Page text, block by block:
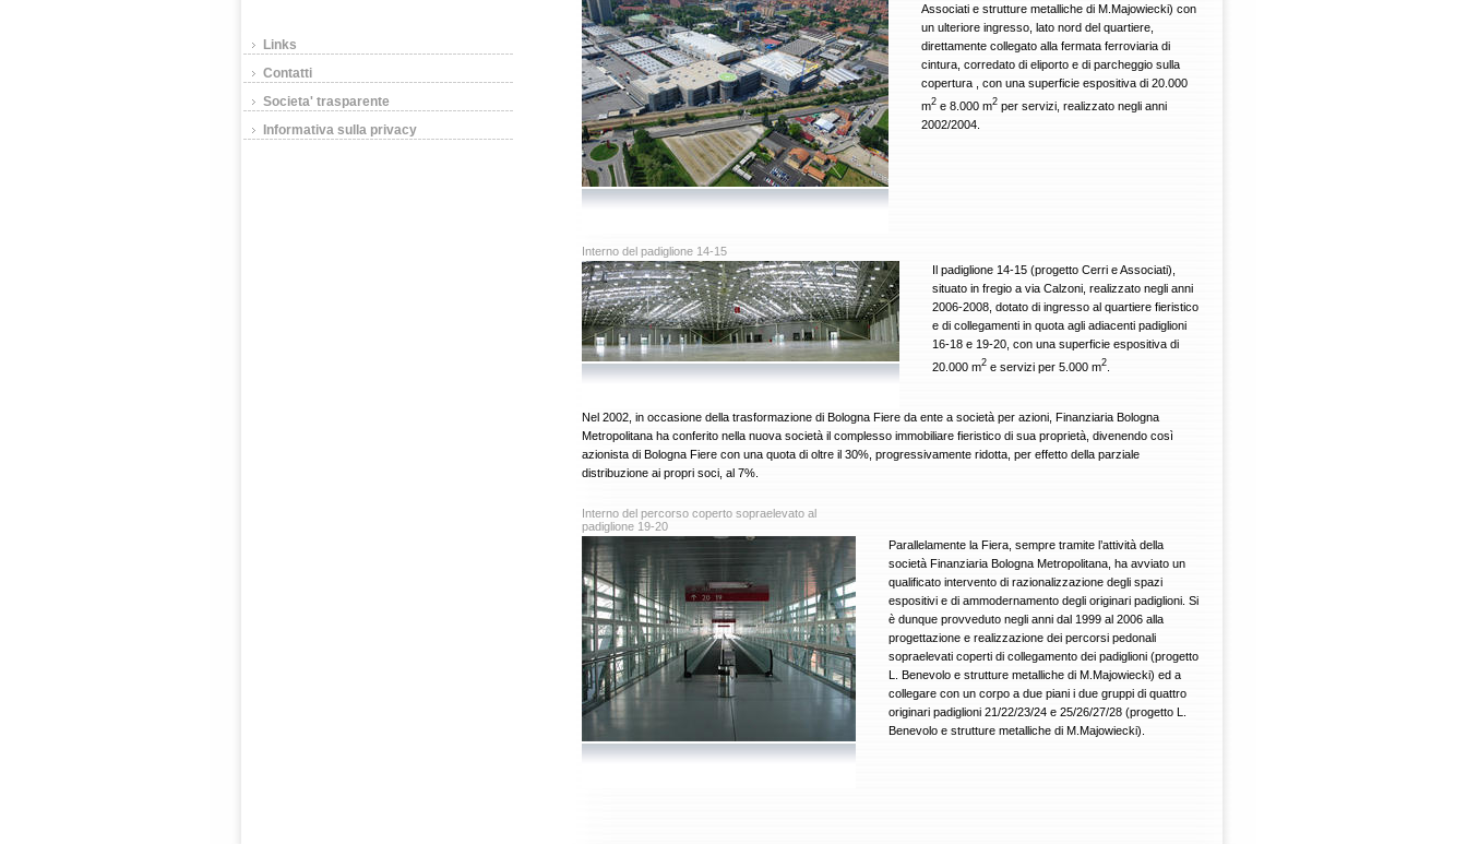
Links
Contatti
Societa' trasparente
Informativa sulla privacy
Associati e strutture metalliche di M.Majowiecki) con
un ulteriore ingresso, lato nord del quartiere,
direttamente collegato alla fermata ferroviaria di
cintura, corredato di eliporto e di parcheggio sulla
copertura , con una superficie espositiva di 20.000
m2 e 8.000 m2 per servizi, realizzato negli anni
2002/2004.
Interno del padiglione 14-15
Il padiglione 14-15 (progetto Cerri e Associati),
situato in fregio a via Calzoni, realizzato negli anni
2006-2008, dotato di ingresso al quartiere fieristico
e di collegamenti in quota agli adiacenti padiglioni
16-18 e 19-20, con una superficie espositiva di
20.000 m2 e servizi per 5.000 m2
Nel 2002, in occasione della trasformazione di Bologna Fiere da ente a società per azioni, Finanziaria Bologna
Metropolitana ha conferito nella nuova società il complesso immobiliare fieristico di sua proprietà, divenendo così
azionista di Bologna Fiere con una quota di oltre il 30%, progressivamente ridotta, per effetto della parziale
distribuzione ai propri soci, al 7%.
Interno del percorso coperto sopraelevato al
padiglione 19-20
Parallelamente la Fiera, sempre tramite l’attività della
società Finanziaria Bologna Metropolitana, ha avviato un
qualificato intervento di razionalizzazione degli spazi
espositivi e di ammodernamento degli originari padiglioni. Si
è dunque provveduto negli anni dal 1999 al 2006 alla
progettazione e realizzazione dei percorsi pedonali
sopraelevati coperti di collegamento dei padiglioni (progetto
L. Benevolo e strutture metalliche di M.Majowiecki) ed a
collegare con un corpo a due piani i due gruppi di quattro
originari padiglioni 21/22/23/24 e 25/26/27/28 (progetto L.
Benevolo e strutture metalliche di M.Majowiecki).